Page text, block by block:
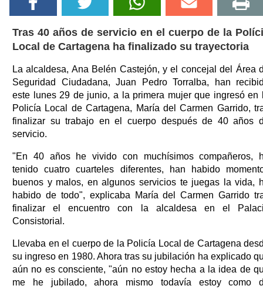
Tras 40 años de servicio en el cuerpo de la
Local de Cartagena ha finalizado su trayectoria
La alcaldesa, Ana Belén Castejón, y el concejal del Área
Seguridad Ciudadana, Juan Pedro Torralba, han
este lunes 29 de junio, a la primera mujer que ingresó en
Policía Local de Cartagena, María del Carmen Garrido,
finalizar su trabajo en el cuerpo después de 40 años
servicio.
"En 40 años he vivido con muchísimos compañeros,
tenido cuatro cuarteles diferentes, han habido
buenos y malos, en algunos servicios te juegas la vida,
habido de todo", explicaba María del Carmen Garrido
finalizar el encuentro con la alcaldesa en el
Consistorial.
Llevaba en el cuerpo de la Policía Local de Cartagena
su ingreso en 1980. Ahora tras su jubilación ha explicado
aún no es consciente, "aún no estoy hecha a la idea de
me he jubilado, ahora mismo todavía estoy como